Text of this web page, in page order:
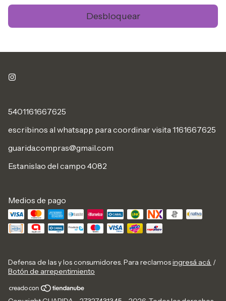
Desbloquear
5401161667625
escribinos al whatsapp para coordinar visita 1161667625
guarida.compras@gmail.com
Estanislao del campo 4082
Medios de pago
Defensa de las y los consumidores. Para reclamosingresá acá. /
Botón de arrepentimiento